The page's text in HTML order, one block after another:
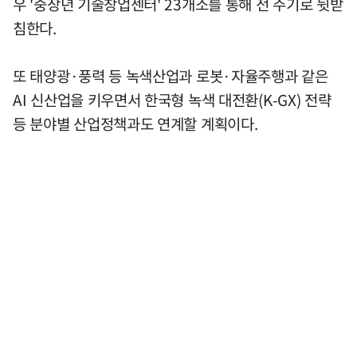
침한다.
또 태양광·풍력 등 녹색산업과 로봇·자율주행과 같은
AI 신산업을 키우면서 한국형 녹색 대전환(K-GX) 전략
등 분야별 산업정책과도 연계할 계획이다.